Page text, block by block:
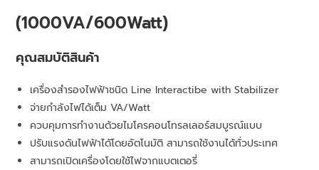
(1000VA/600Watt)
คุณสมบัติสินค้า
เครื่องสำรองไฟฟ้าชนิด Line Interactibe with Stabilizer
จ่ายกำลังไฟได้เต็ม VA/Watt
ควบคุมการทำงานด้วยไมโครคอนโทรลเลอร์สมบูรณ์แบบ
ปรับแรงดันไฟฟ้าได้โดยอัตโนมัติ สามารถใช้งานได้ทั่วประเทศ
สามารถเปิดเครื่องโดยใช้ไฟจากแบตเตอรี่